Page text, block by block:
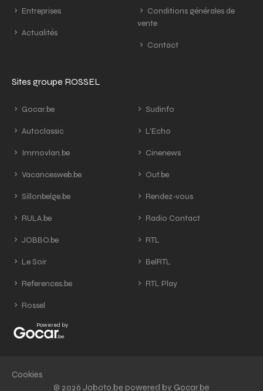
Entreprises
Actualités
Conditions générales de
vente
Contact
Sites groupe ROSSEL
Gocar.be
Autoclassic
Immovlan.be
Vacancesweb.be
Sillonbelge.be
RULA.be
JOBBO.be
Le Soir
References.be
Rossel
Sudinfo
L'Echo
Cinenews
Out.be
Rendez-vous
Radio Contact
RTL
BelRTL
RTL Play
Powered by
Cookies
© 2026 Joboto.be powered by Gocar.be